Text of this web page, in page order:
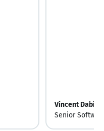
Vincent Dabir
Senior